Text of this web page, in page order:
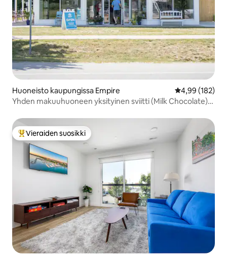
Huoneisto kaupungissa Empire
4,99 (182)
Yhden makuuhuoneen yksityinen sviitti (Milk Chocolate)
Vieraiden suosikkien parhaimmistoa
Vieraiden suosikki